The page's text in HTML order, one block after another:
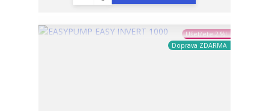
Ušetřete 2 %!
Doprava ZDARMA